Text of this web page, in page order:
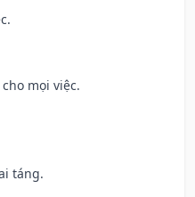
mọi việc.
táng.